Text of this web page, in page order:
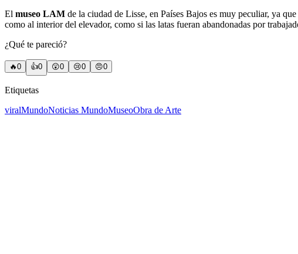
El museo LAM de la ciudad de Lisse, en Países Bajos es muy peculiar, ya
como al interior del elevador, como si las latas fueran abandonadas por
¿Qué te pareció?
🔥0 👍0 😲0 😢0 😠0
Etiquetas
viralMundoNoticias MundoMuseoObra de Arte